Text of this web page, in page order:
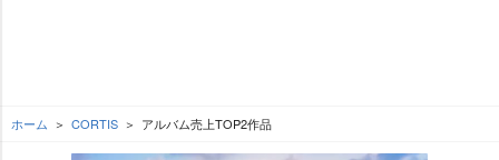
ホーム CORTIS アルバム売上TOP2作品